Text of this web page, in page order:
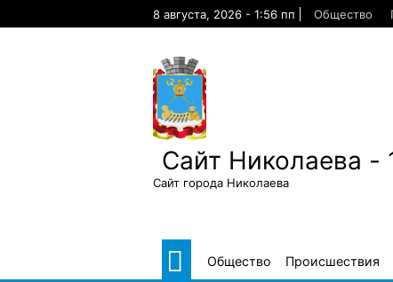
8 августа, 2026 - 1:56 пп Общество
Сайт Николаева -
Сайт города Николаева
Общество Происшествия